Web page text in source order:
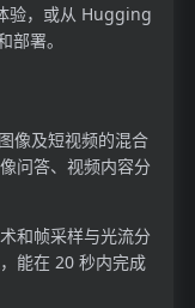
验，或从 Hugging
署。
像及短视频的混合
问答、视频内容分
和帧采样与光流分
能在 20 秒内完成